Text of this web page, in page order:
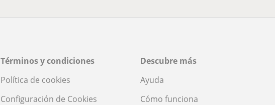
Términos y condiciones
Política de cookies
Configuración de Cookies
Descubre más
Ayuda
Cómo funciona